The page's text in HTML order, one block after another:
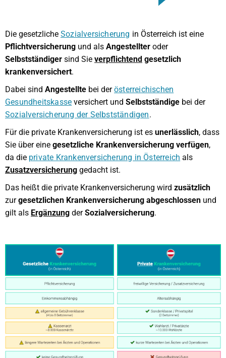
Die gesetzliche Sozialversicherung in Österreich ist eine
Pflichtversicherung und als Angestellter oder
Selbstständiger sind Sie verpflichtend gesetzlich
krankenversichert.
Dabei sind Angestellte bei derösterreichischen
Gesundheitskasse versichert undSelbstständige bei der
Sozialversicherung der Selbstständigen.
Für die private Krankenversicherung ist es unerlässlich, dass
Sie über eine gesetzliche Krankenversicherung verfügen,
da die private Krankenversicherung in Österreich als
Zusatzversicherung gedacht ist.
Das heißt die private Krankenversicherung wird zusätzlich
zurgesetzlichen Krankenversicherung abgeschlossen und
gilt als Ergänzung derSozialversicherung.